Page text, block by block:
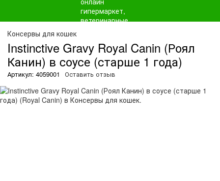
Консервы для кошек
Instinctive Gravy Royal Canin (Роял
Канин) в соусе (старше 1 года)
Артикул: 4059001 Оставить отзыв